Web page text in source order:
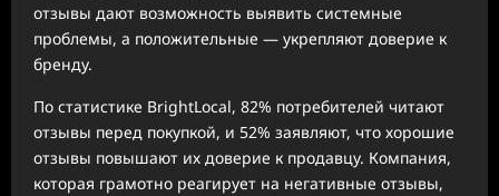
отзывы дают возможность выявить системные
проблемы, а положительные — укрепляют доверие к
бренду.
По статистике BrightLocal, 82% потребителей читают
отзывы перед покупкой, и 52% заявляют, что хорошие
отзывы повышают их доверие к продавцу. Компания,
которая грамотно реагирует на негативные отзывы,